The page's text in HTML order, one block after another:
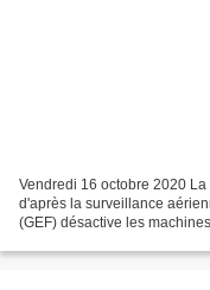
Vendredi 16 octobre 2020
d'après la surveillance
(GEF) désactive les